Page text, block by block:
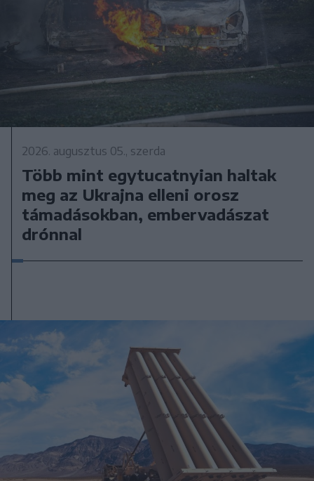
2026. augusztus 05., szerda
Több mint egytucatnyian haltak
meg az Ukrajna elleni orosz
támadásokban, embervadászat
drónnal